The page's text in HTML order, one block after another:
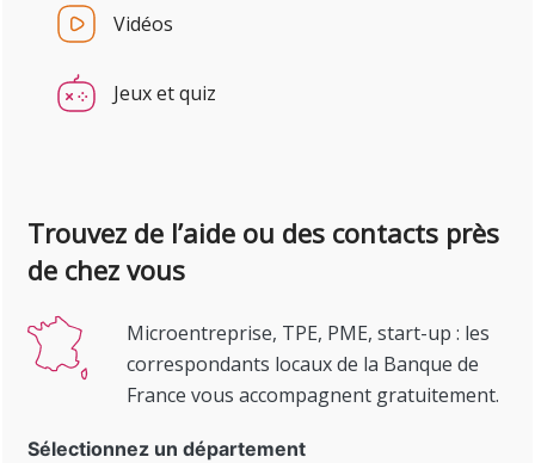
Vidéos
Jeux et quiz
Trouvez de l’aide ou des contacts près
de chez vous
Microentreprise, TPE, PME, start-up : les
correspondants locaux de la Banque de
France vous accompagnent gratuitement.
Sélectionnez un département